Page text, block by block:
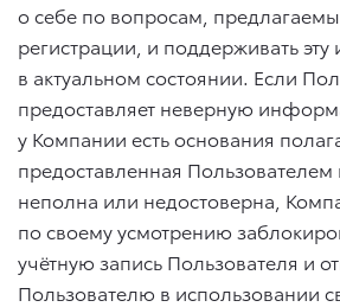
о себе по вопросам,
регистрации, и поддерживать
в актуальном состоянии. Если
предоставляет неверную
у Компании есть основания
предоставленная
неполна или недостоверна,
по своему усмотрению
учётную запись Пользователя и
Пользователю в использовании